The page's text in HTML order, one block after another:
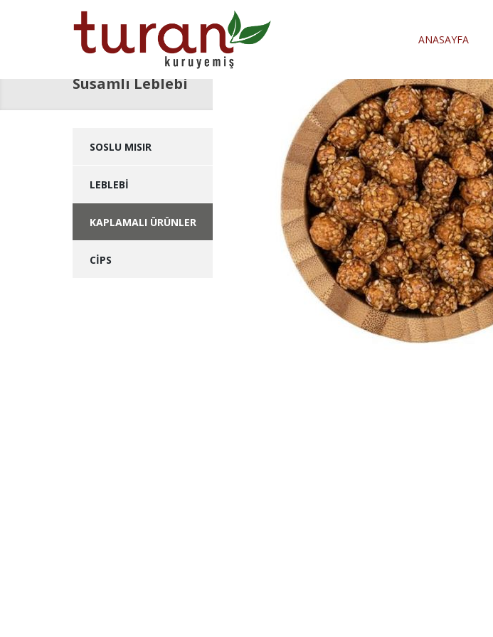
ANASAYFA
Susamlı Leblebi
SOSLU MISIR
LEBLEBİ
KAPLAMALI ÜRÜNLER
CİPS